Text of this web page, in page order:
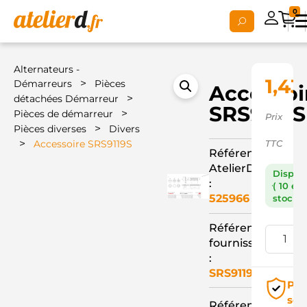
0
Alternateurs -
Démarreurs
>
Pièces
détachées Démarreur
>
Pièces de démarreur >
Pièces diverses > Divers
> Accessoire SRS9119S
SRS9119S
Référence
AtelierD
:
525966
Référence
fournisseur
:
SRS9119S
1,43
Prix
TTC
( 10 en
stock )